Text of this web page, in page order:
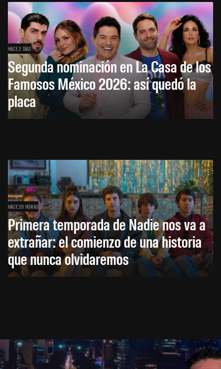
HACE 2 DÍAS
Segunda nominación en La Casa de los
Famosos México 2026: así quedó la
placa
HACE 20 HORAS
Primera temporada de Nadie nos va a
extrañar: el comienzo de una historia
que nunca olvidaremos